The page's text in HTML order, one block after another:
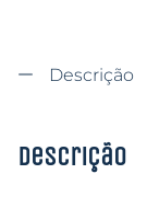
Descrição
Descrição